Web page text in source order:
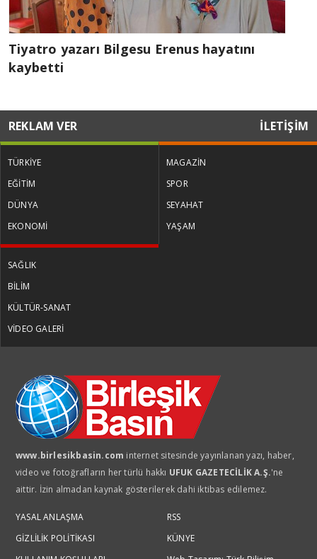
Tiyatro yazarı Bilgesu Erenus hayatını
kaybetti
REKLAM VER İLETİŞİM
TÜRKİYE
EĞİTİM
DÜNYA
EKONOMİ
MAGAZİN
SPOR
SEYAHAT
YAŞAM
SAĞLIK
BİLİM
KÜLTÜR-SANAT
VİDEO GALERİ
www.birlesikbasin.com internet sitesinde yayınlanan yazı, haber,
video ve fotoğrafların her türlü hakkı UFUK GAZETECİLİK A.Ş.'ne
aittir. İzin almadan kaynak gösterilerek dahi iktibas edilemez.
YASAL ANLAŞMA
GİZLİLİK POLİTİKASI
RSS
KÜNYE